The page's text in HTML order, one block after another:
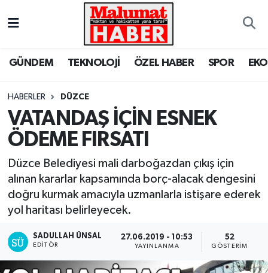
GÜNDEM TEKNOLOJİ ÖZEL HABER SPOR
HABERLER DÜZCE
VATANDAŞ İÇİN ESNEK
ÖDEME FIRSATI
Düzce Belediyesi mali darboğazdan çıkış için
alınan kararlar kapsamında borç-alacak dengesini
doğru kurmak amacıyla uzmanlarla istişare ederek
yol haritası belirleyecek.
SADULLAH ÜNSAL
EDITÖR
27.06.2019 - 10:53
YAYINLANMA
52
GÖSTERIM
Nöbetçi Eczaneler
Süper Lig Puan Durumu ve Fikstür
Tüm Manşetler
Son Dakika Haberleri